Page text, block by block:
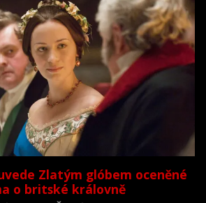
Zlatým glóbem oceněné
o britské královně